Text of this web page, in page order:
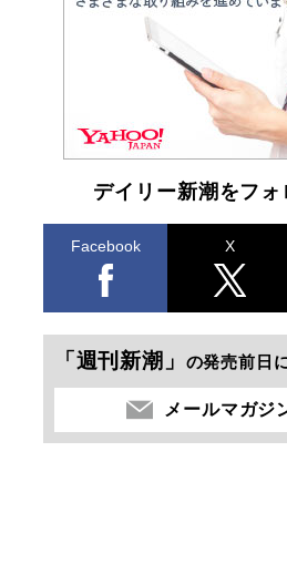
デイリー新潮をフォ
Facebook X
「週刊新潮」 の発売前日
メールマガジ